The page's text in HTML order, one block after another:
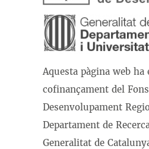
Aquesta pàgina web
cofinançament del
Desenvolupament
Departament de
Generalitat de